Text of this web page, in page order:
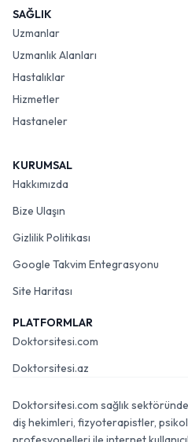
SAĞLIK
Uzmanlar
Uzmanlık Alanları
Hastalıklar
Hizmetler
Hastaneler
KURUMSAL
Hakkımızda
Bize Ulaşın
Gizlilik Politikası
Google Takvim Entegrasyonu
Site Haritası
PLATFORMLAR
Doktorsitesi.com
Doktorsitesi.az
Doktorsitesi.com sağlık
diş hekimleri, fizyoterapistler,